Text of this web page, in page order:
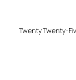
Twenty Twenty-